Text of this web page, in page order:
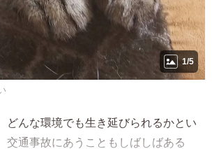
1/5
んな環境でも生き延びられるかとい
交通事故にあうこともしばしばある